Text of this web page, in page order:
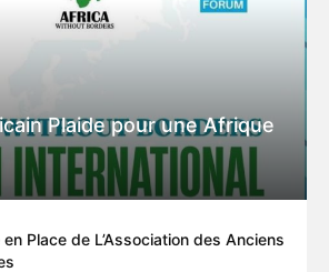
Plaide pour une Afrique
en Place de L’Association des Anciens